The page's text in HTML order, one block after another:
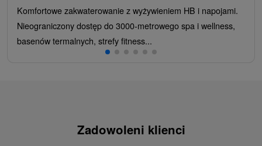
Komfortowe zakwaterowanie z wyżywieniem HB i napojami.
Nieograniczony dostęp do 3000-metrowego spa i wellness,
basenów termalnych, strefy fitness...
Zadowoleni klienci